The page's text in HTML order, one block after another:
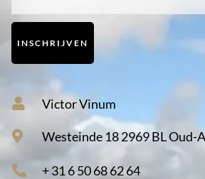
INSCHRIJVEN
Victor Vinum
Westeinde 18 2969 BL Oud-
+ 31 6 50 68 62 64